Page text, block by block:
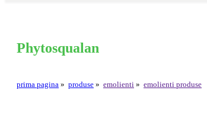
Phytosqualan
prima pagina » produse » emolienti » emolienti produse